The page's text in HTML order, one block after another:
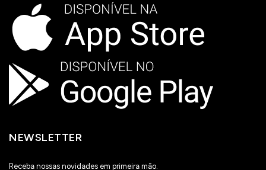
NEWSLETTER
Receba nossas novidades em primeira mão.